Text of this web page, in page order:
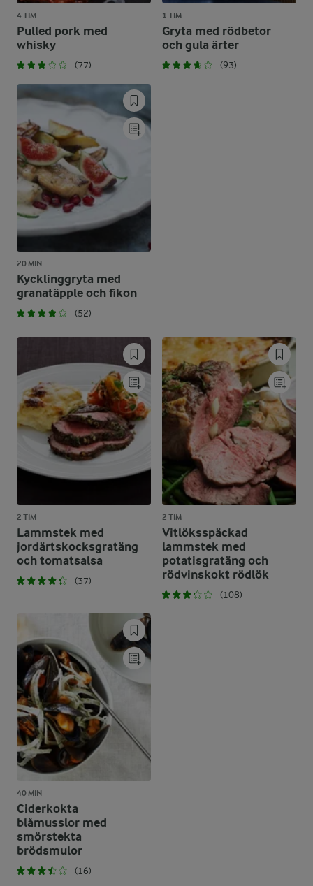
4 TIM
Pulled pork med
whisky
(77)
1 TIM
Gryta med rödbetor
och gula ärter
(93)
20 MIN
Kycklinggryta med
granatäpple och fikon
(52)
2 TIM
Lammstek med
jordärtskocksgratäng
och tomatsalsa
(37)
2 TIM
Vitlöksspäckad
lammstek med
potatisgratäng och
rödvinskokt rödlök
(108)
40 MIN
Ciderkokta
blåmusslor med
smörstekta
brödsmulor
(16)